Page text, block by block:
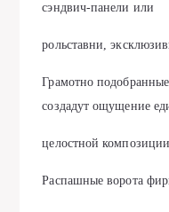
сэндвич-панели или
рольставни,
Грамотно
создадут ощущение
целостной
Распашные ворота